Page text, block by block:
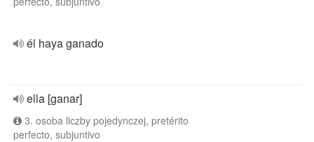
él haya ganado
ella [ganar]
3. osoba liczby pojedynczej, pretérito
perfecto, subjuntivo